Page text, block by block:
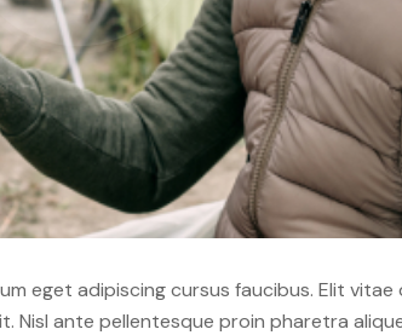
eget adipiscing cursus faucibus. Elit
Nisl ante pellentesque proin pharetra